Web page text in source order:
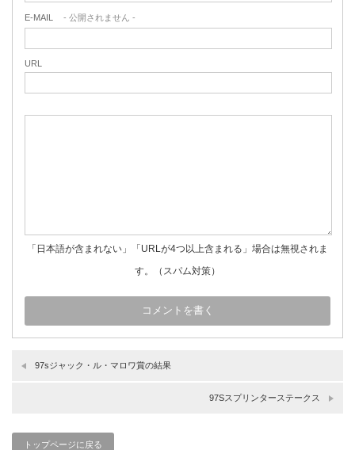
E-MAIL - 公開されません -
URL
「日本語が含まれない」「URLが4つ以上含まれる」場合は無視されま
す。（スパム対策）
97sジャック・ル・マロワ賞の結果
97Sスプリンターステークス
トップページに戻る